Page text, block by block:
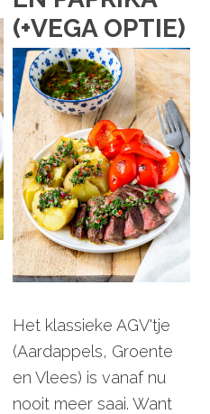
(+VEGA OPTIE)
Het klassieke AGV'tje
(Aardappels, Groente
en Vlees) is vanaf nu
nooit meer saai. Want